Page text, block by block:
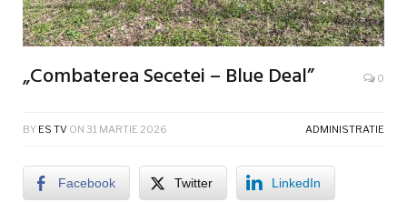
„Combaterea Secetei – Blue Deal” 0
BY ES TV ON 31 MARTIE 2026 ADMINISTRATIE
Facebook Twitter LinkedIn